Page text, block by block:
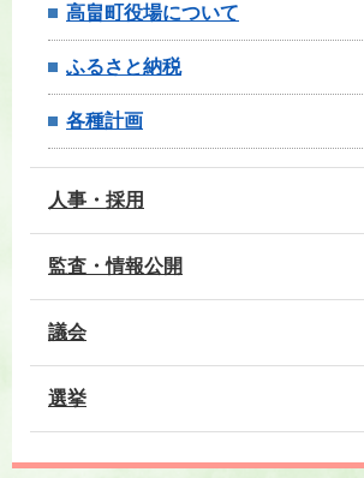
高畠町役場について
ふるさと納税
各種計画
人事・採用
監査・情報公開
議会
選挙